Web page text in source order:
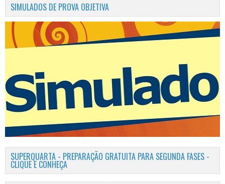
SIMULADOS DE PROVA OBJETIVA
SUPERQUARTA - PREPARAÇÃO GRATUITA PARA SEGUNDA FASES -
CLIQUE E CONHEÇA